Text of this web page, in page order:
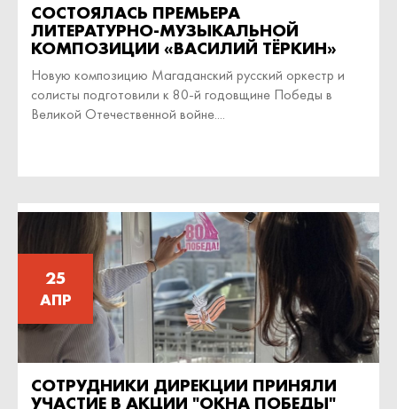
СОСТОЯЛАСЬ ПРЕМЬЕРА
ЛИТЕРАТУРНО-МУЗЫКАЛЬНОЙ
КОМПОЗИЦИИ «ВАСИЛИЙ ТЁРКИН»
Новую композицию Магаданский русский оркестр и
солисты подготовили к 80-й годовщине Победы в
Великой Отечественной войне....
25
АПР
СОТРУДНИКИ ДИРЕКЦИИ ПРИНЯЛИ
УЧАСТИЕ В АКЦИИ "ОКНА ПОБЕДЫ"